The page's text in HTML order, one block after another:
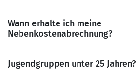
Wann erhalte ich meine
Nebenkostenabrechnung?
Jugendgruppen unter 25 Jahren?